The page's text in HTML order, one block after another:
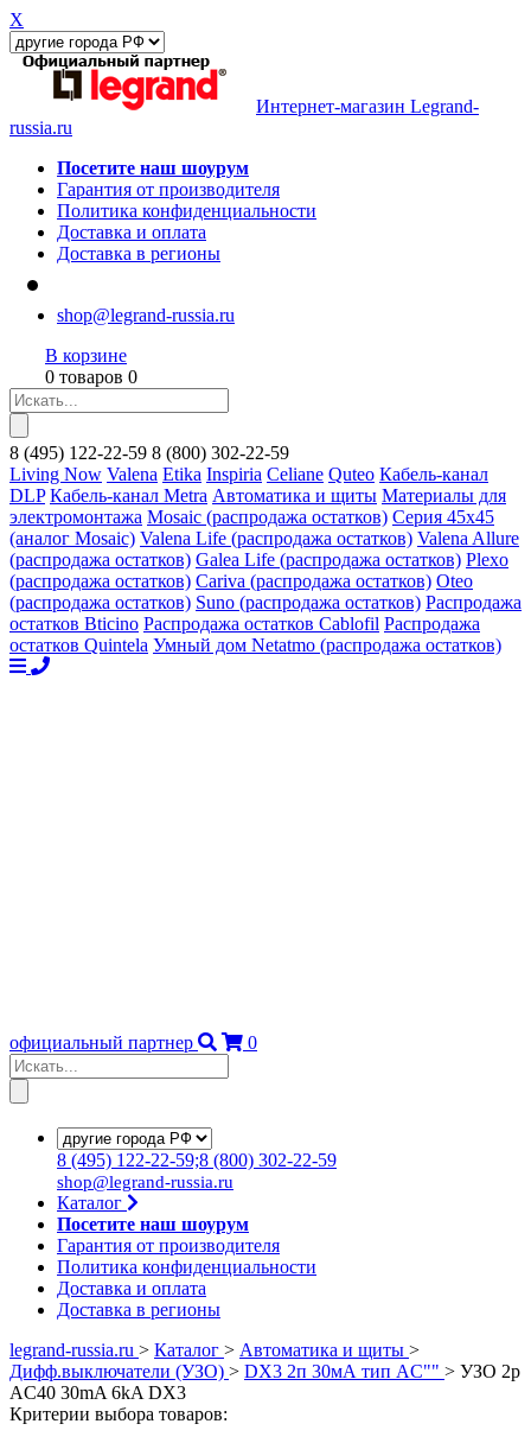
X
Интернет-магазин Legrand-
russia.ru
Посетите наш шоурум
Гарантия от производителя
Политика конфиденциальности
Доставка и оплата
Доставка в регионы
shop@legrand-russia.ru
В корзине
0 товаров 0
8 (495) 122-22-59 8 (800) 302-22-59
Living Now Valena Etika Inspiria Celiane Quteo Кабель-канал
DLP Кабель-канал Metra Автоматика и щиты Материалы для
электромонтажа Mosaic (распродажа остатков) Серия 45х45
(аналог Mosaic) Valena Life (распродажа остатков) Valena Allure
(распродажа остатков) Galea Life (распродажа остатков) Plexo
(распродажа остатков) Cariva (распродажа остатков) Oteo
(распродажа остатков) Suno (распродажа остатков) Распродажа
остатков Bticino Распродажа остатков Cablofil Распродажа
остатков Quintela Умный дом Netatmo (распродажа остатков)
официальный партнер 0
8 (495) 122-22-59;8 (800) 302-22-59
shop@legrand-russia.ru
Каталог
Посетите наш шоурум
Гарантия от производителя
Политика конфиденциальности
Доставка и оплата
Доставка в регионы
legrand-russia.ru > Каталог > Автоматика и щиты >
Дифф.выключатели (УЗО) > DX3 2п 30мА тип АC"" > УЗО 2p
AC40 30mA 6kA DX3
Критерии выбора товаров: